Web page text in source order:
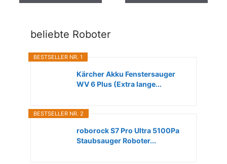
beliebte Roboter
BESTSELLER NR. 1
Kärcher Akku Fenstersauger
WV 6 Plus (Extra lange...
BESTSELLER NR. 2
roborock S7 Pro Ultra 5100Pa
Staubsauger Roboter...